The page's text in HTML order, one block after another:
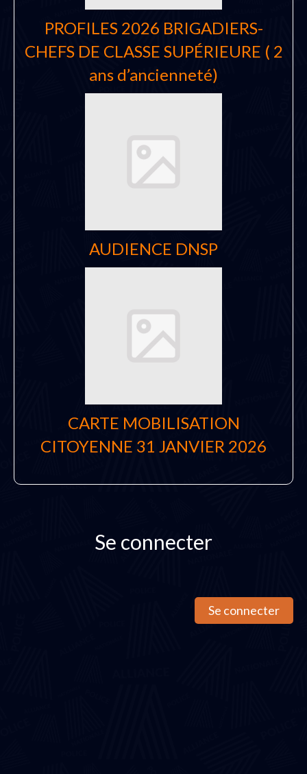
PROFILES 2026 BRIGADIERS-
CHEFS DE CLASSE SUPÉRIEURE ( 2
ans d’ancienneté)
AUDIENCE DNSP
CARTE MOBILISATION
CITOYENNE 31 JANVIER 2026
Se connecter
Se connecter